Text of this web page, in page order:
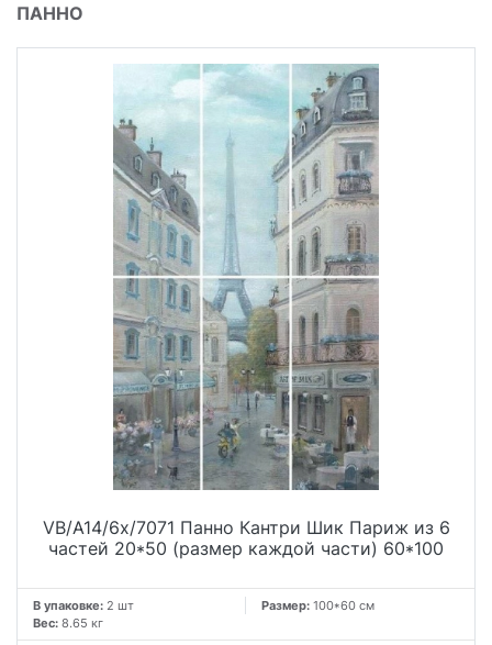
ПАННО
VB/A14/6x/7071 Панно Кантри Шик Париж из 6
частей 20*50 (размер каждой части) 60*100
В упаковке: 2 шт Размер: 100*60 см
Вес: 8.65 кг